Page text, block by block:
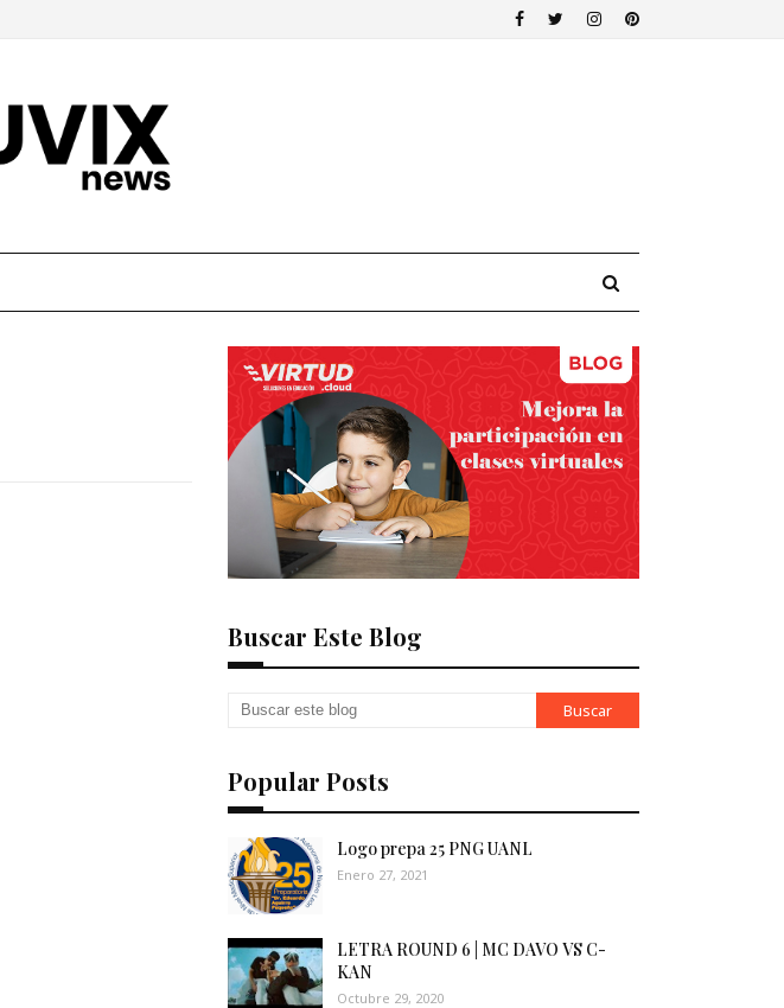
Buscar Este Blog
Popular Posts
Logo prepa 25 PNG UANL
Enero 27, 2021
LETRA ROUND 6 | MC DAVO VS C-
KAN
Octubre 29, 2020